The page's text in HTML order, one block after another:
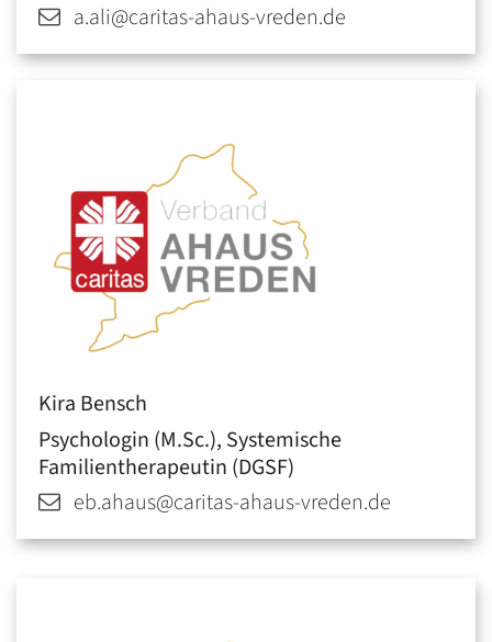
a.ali@caritas-ahaus-vreden.de
Kira Bensch
Psychologin (M.Sc.), Systemische
Familientherapeutin (DGSF)
eb.ahaus@caritas-ahaus-vreden.de